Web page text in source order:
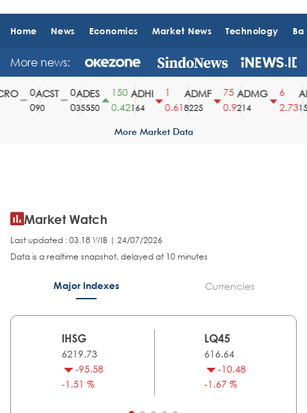
Home News Economics Market News Technology
More news:
ACST
90
ADES
35550
150
0.42
ADHI
164
0.61
ADMF
8225
75
0.9
ADMG
214
2.73
More Market Data
Market Watch
Last updated : 03.18 WIB | 24/07/2026
Data is a realtime snapshot, delayed at 10 minutes
Major Indexes Currencies
IHSG
6219.73
-95.58
-1.51 %
LQ45
616.64
-10.48
-1.67 %